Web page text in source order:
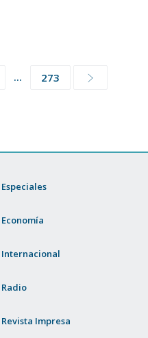
... 273
Especiales
Economía
Internacional
Radio
Revista Impresa